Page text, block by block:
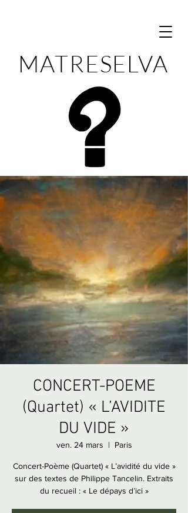
MATRESELVA
CONCERT-POEME
(Quartet) « L’AVIDITE
DU VIDE »
ven. 24 mars
  |
Paris
Concert-Poème (Quartet) « L’avidité du vide »
sur des textes de Philippe Tancelin. Extraits
du recueil : « Le dépays d’ici »